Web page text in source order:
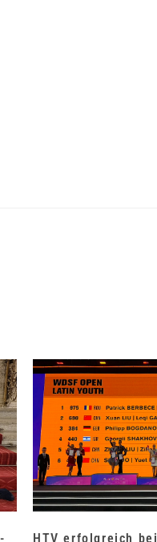
HTV erfolgreich bei